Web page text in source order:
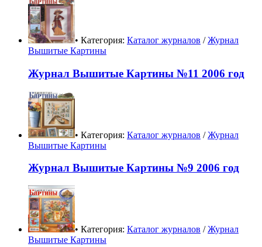
• Категория: Каталог журналов /Журнал
Вышитые Картины
Журнал Вышитые Картины №11 2006 год
• Категория: Каталог журналов /Журнал
Вышитые Картины
Журнал Вышитые Картины №9 2006 год
• Категория: Каталог журналов /Журнал
Вышитые Картины